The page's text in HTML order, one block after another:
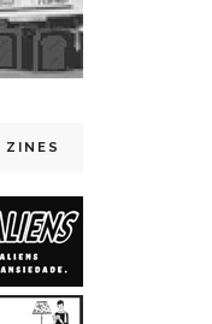
ZINES